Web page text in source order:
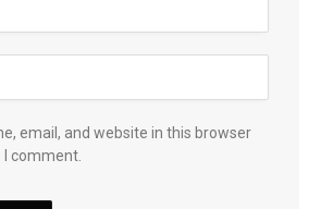
email, and website in this browser
comment.